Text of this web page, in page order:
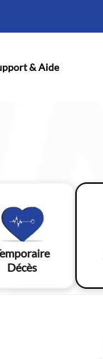
& Aide
Décès